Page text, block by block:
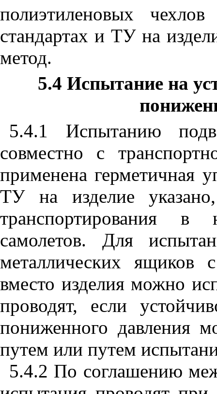
полиэтиленовых
стандартах и ТУ на
метод.
5.4 Испытание на
5.4.1 Испытанию
совместно с
применена герметичная
ТУ на изделие
транспортирования в
самолетов. Для
металлических ящиков
вместо изделия можно
проводят, если
пониженного давления
путем или путем
5.4.2 По соглашению